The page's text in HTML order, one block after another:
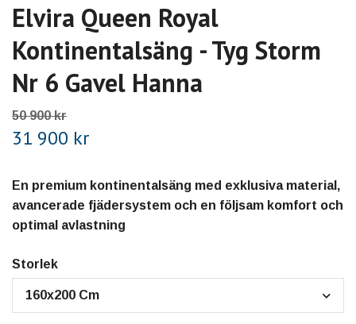
Elvira Queen Royal
Kontinentalsäng - Tyg Storm
Nr 6 Gavel Hanna
50 900 kr
31 900 kr
En premium kontinentalsäng med exklusiva material,
avancerade fjädersystem och en följsam komfort och
optimal avlastning
Storlek
160x200 Cm